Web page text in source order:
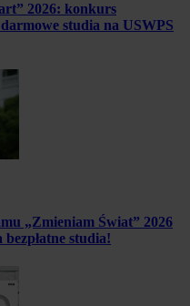
2026: konkurs
studia na USWPS
„Zmieniam Świat” 2026
studia!